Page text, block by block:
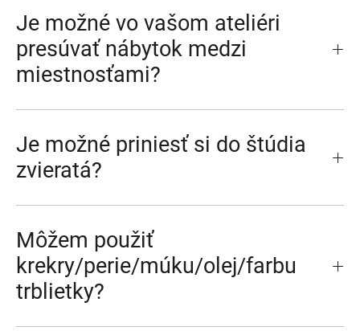
Je možné vo vašom ateliéri
presúvať nábytok medzi
miestnosťami?
Je možné priniesť si do štúdia
zvieratá?
Môžem použiť
krekry/perie/múku/olej/farbu
trblietky?